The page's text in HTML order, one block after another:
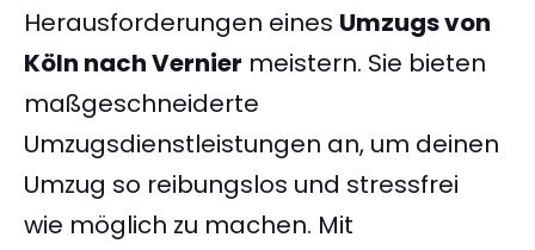
Herausforderungen eines Umzugs von
Köln nach Vernier meistern. Sie bieten
maßgeschneiderte
Umzugsdienstleistungen an, um deinen
Umzug so reibungslos und stressfrei
wie möglich zu machen. Mit